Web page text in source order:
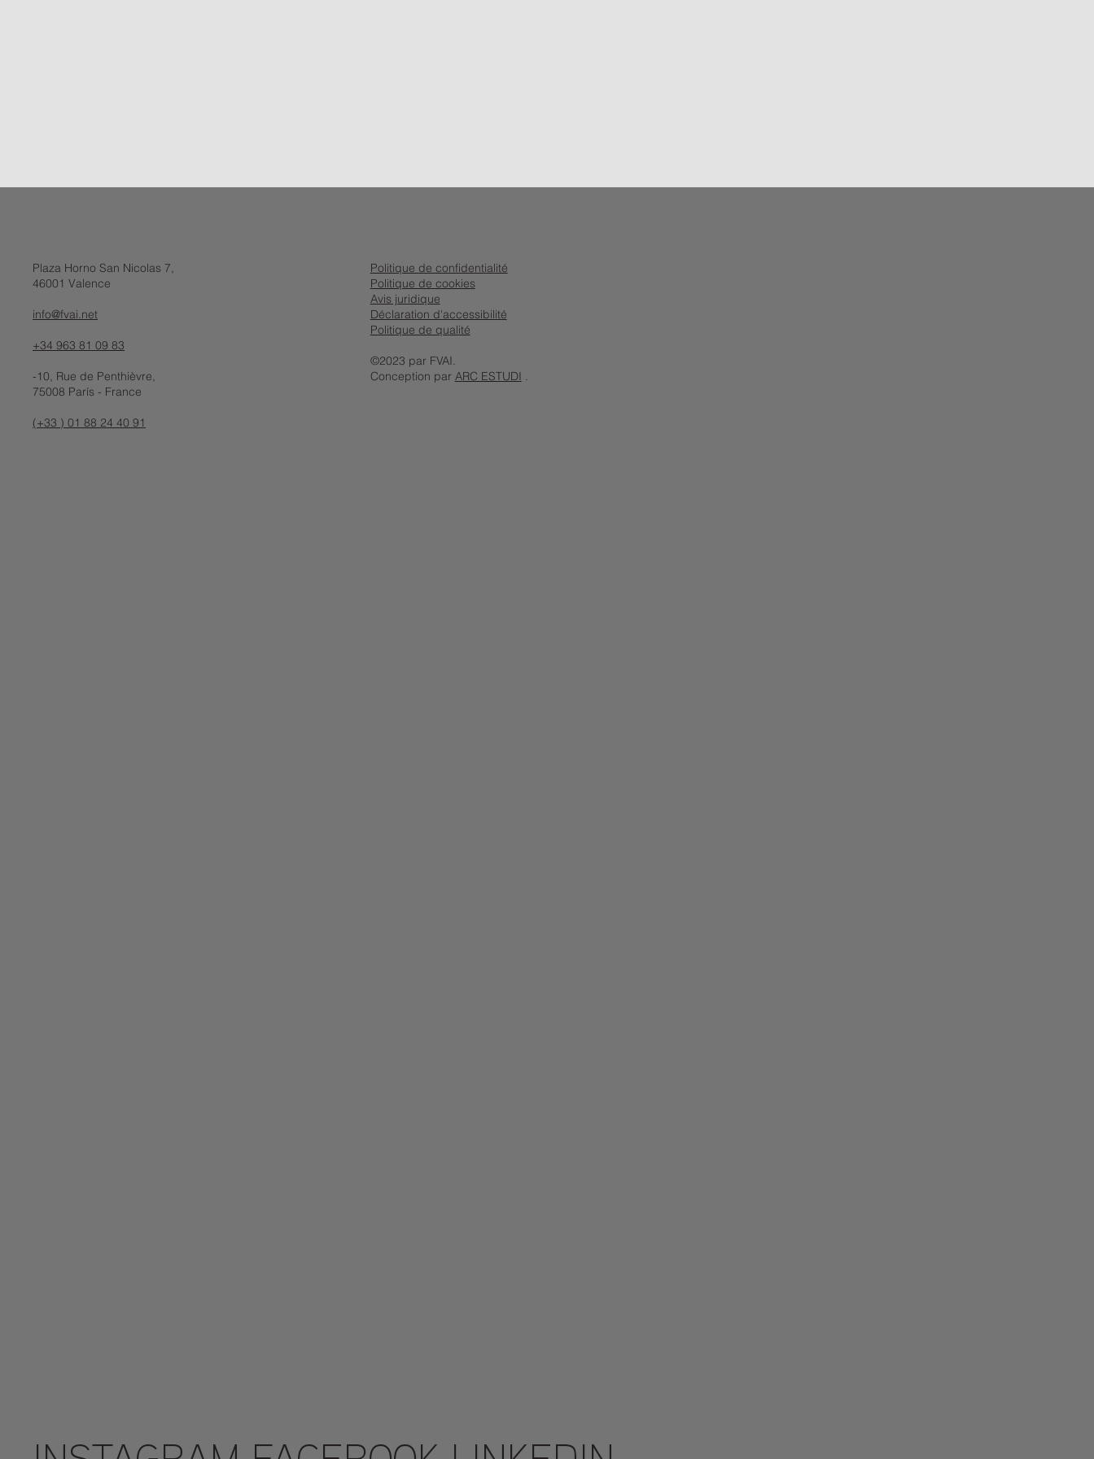
Plaza Horno San Nicolas 7,
46001 Valence
info@fvai.net
+34 963 81 09 83
-10, Rue de Penthièvre,
75008 París - France
(+33 ) 01 88 24 40 91
Politique de confidentialité
Politique de cookies
Avis juridique
Déclaration d'accessibilité
Politique de qualité
©2023 par FVAI.
Conception par ARC ESTUDI .